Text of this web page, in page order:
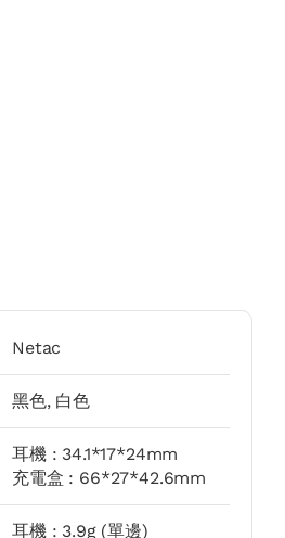
Netac
黑色, 白色
耳機 : 34.1*17*24mm
充電盒 : 66*27*42.6mm
耳機 : 3.9g (單邊)